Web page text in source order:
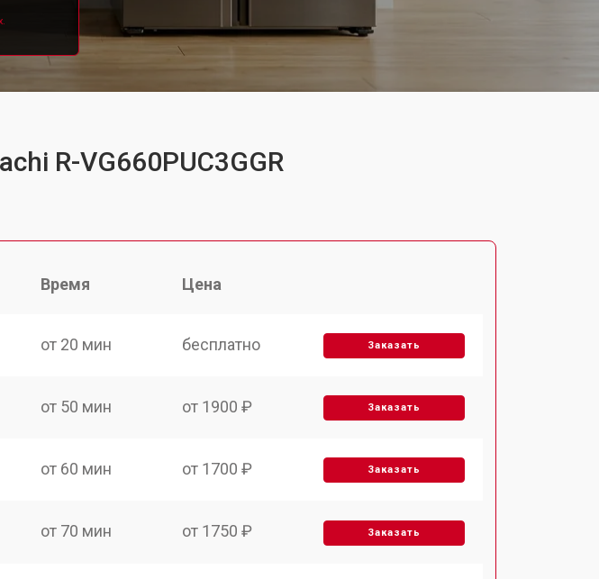
R-VG660PUC3GGR
Время Цена
от 20 мин бесплатно Заказать
от 50 мин от 1900 ₽ Заказать
от 60 мин от 1700 ₽ Заказать
от 70 мин от 1750 ₽ Заказать